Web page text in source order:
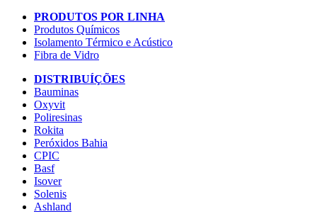
PRODUTOS POR LINHA
Produtos Químicos
Isolamento Térmico e Acústico
Fibra de Vidro
DISTRIBUÍÇÕES
Bauminas
Oxyvit
Poliresinas
Rokita
Peróxidos Bahia
CPIC
Basf
Isover
Solenis
Ashland